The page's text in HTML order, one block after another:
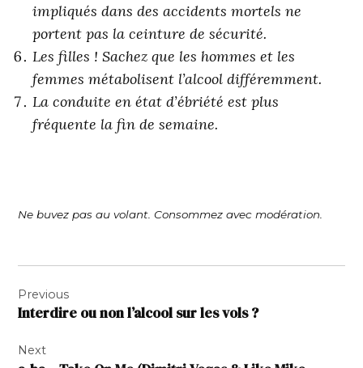
impliqués dans des accidents mortels ne
portent pas la ceinture de sécurité.
Les filles ! Sachez que les hommes et les
femmes métabolisent l’alcool différemment.
La conduite en état d’ébriété est plus
fréquente la fin de semaine.
Ne buvez pas au volant. Consommez avec modération.
de
l’article
Previous
Interdire ou non l’alcool sur les vols ?
Next